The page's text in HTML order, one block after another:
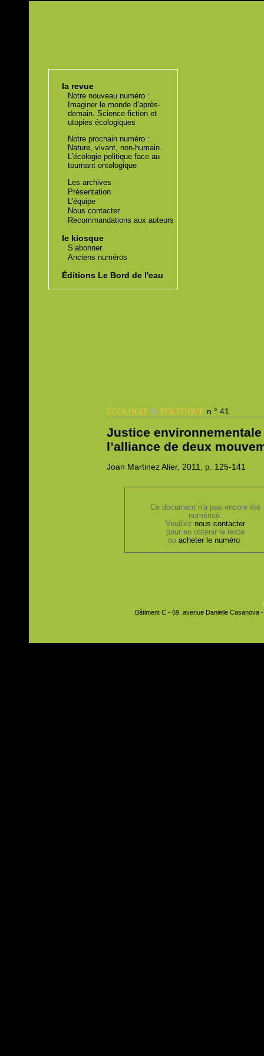
la revue
Notre nouveau numéro :
Imaginer le monde d’après-
demain. Science-fiction et
utopies écologiques
Notre prochain numéro :
Nature, vivant, non-humain.
L’écologie politique face au
tournant ontologique
Les archives
Présentation
L’équipe
Nous contacter
Recommandations aux auteurs
le kiosque
S’abonner
Anciens numéros
Éditions Le Bord de l'eau
ÉCOLOGIE& POLITIQUE n ° 41
Justice
l’alliance de deux
Joan Martinez Alier, 2011, p. 125-141
Ce document n'a pas encore été
numérisé.
Veuillez nous contacter
pour en obtenir le texte
ouacheter le numéro.
Bâtiment C - 69, avenue Danielle